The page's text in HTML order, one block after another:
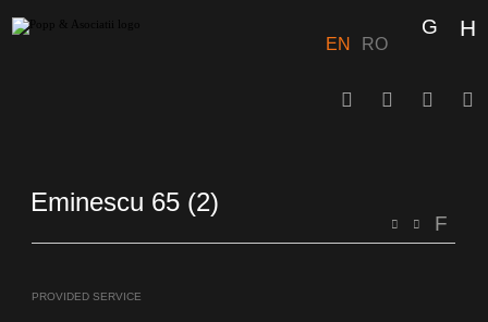
content
EN RO
Eminescu 65 (2)
PROVIDED SERVICE